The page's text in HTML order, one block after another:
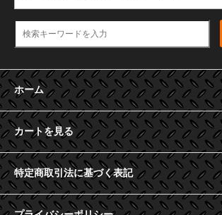
ホーム
カートを見る
特定商取引法に基づく表記